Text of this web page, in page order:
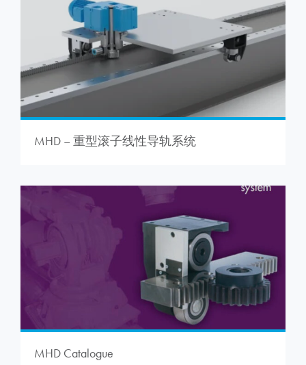
MHD – 重型滚子线性导轨系统
MHD Catalogue